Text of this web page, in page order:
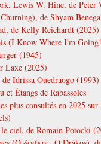
Lewis W. Hine, de Peter
de Shyam
de Kelly Reichardt (2025)
(I Know Where I'm
(1945)
Laxe (2025)
Idrissa Ouedraogo (1993)
et Étangs de Rabassoles
plus consultés en 2025
ciel, de Romain Potocki